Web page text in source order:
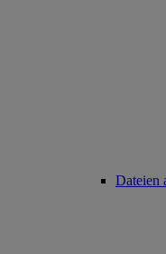
Dateien